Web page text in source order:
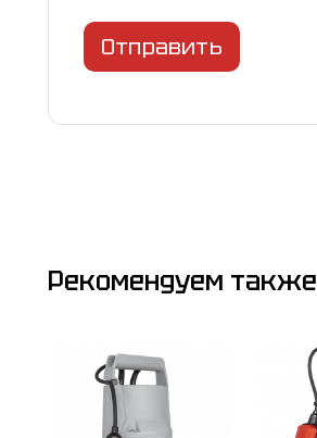
Отправить
Рекомендуем также